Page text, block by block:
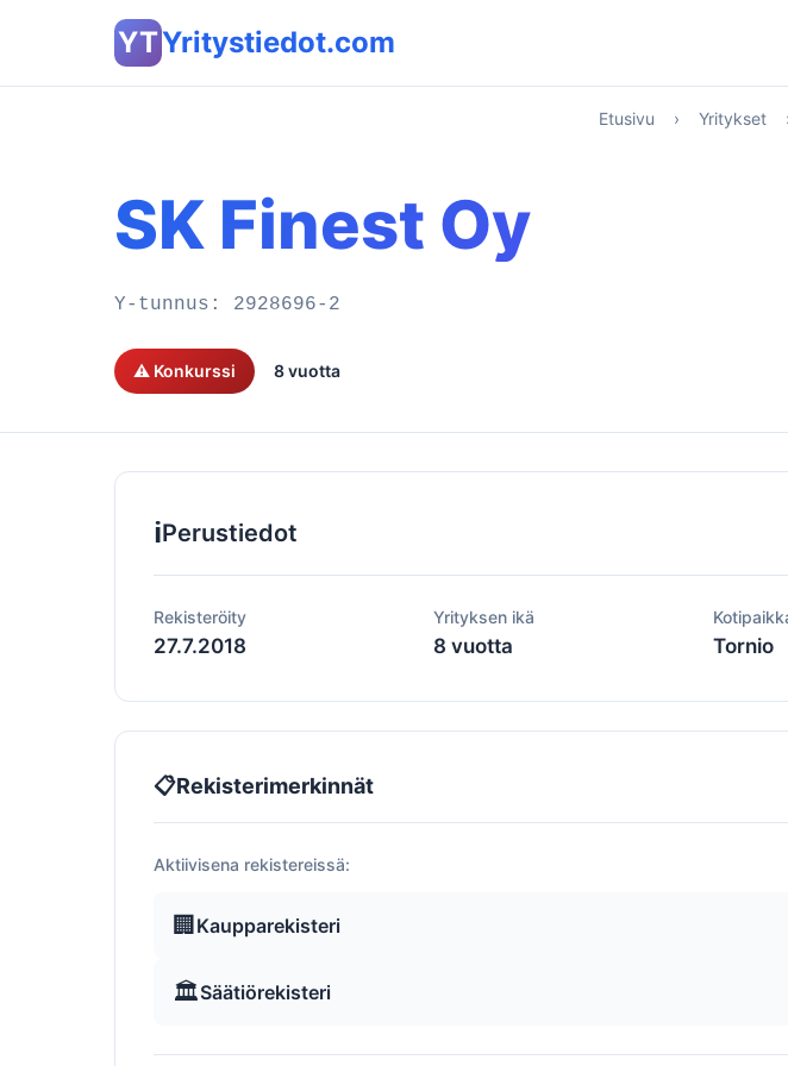
YTYritystiedot.com
Etusivu › Yritykset
SK Finest Oy
Y-tunnus: 2928696-2
⚠️ Konkurssi 8 vuotta
ℹ️Perustiedot
Rekisteröity
27.7.2018
Yrityksen ikä
8 vuotta Tornio
📋Rekisterimerkinnät
Aktiivisena rekistereissä:
🏢 Kaupparekisteri
🏛️Säätiörekisteri